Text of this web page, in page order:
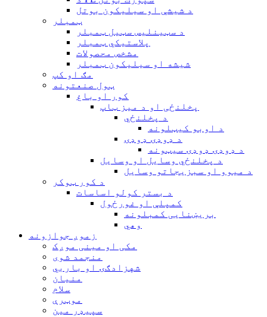
د شیشې او سیلیکون بوتل
ټمبلر
د سټینلیس سټیل ټمبلر
پلاستيکي ټمبلر
مشخص محصولات
شیشه او سیلیکون ټمبلر
مګ او کپ
ټول صنعتونه
کور او باغ
پخلنځی او د میز ټاپ
د پخلنځي
د اوبو کیټلونه
د ډوډۍ ډوډۍ
د ډوډۍ ډوډۍ سیټونه
د پخلنځي وسایل او وسایل
د میوو او سبزیجاتو وسایل
د کور ټوکر
د بستر کولو اساسات
کمپلې او غورځول
بریښنایی کمبلونه
وهي
زموږ جوازونه
مکی او مینی موږک
منجمد شوی
شهزادګۍ او باربي
منیان
سلام
موټرې
سپیډر مین